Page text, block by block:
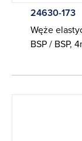
24630-173
Węże
BSP / BSP,